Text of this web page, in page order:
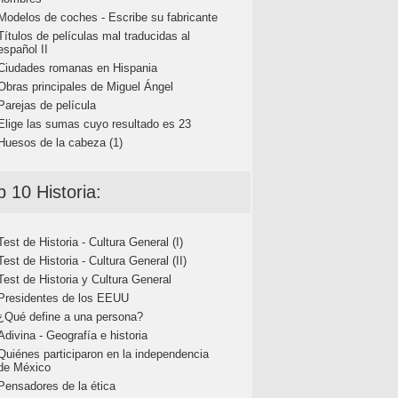
de coches - Escribe su fabricante
de películas mal traducidas al
II
romanas en Hispania
principales de Miguel Ángel
de película
las sumas cuyo resultado es 23
de la cabeza (1)
10 Historia:
de Historia - Cultura General (I)
de Historia - Cultura General (II)
de Historia y Cultura General
de los EEUU
define a una persona?
- Geografía e historia
participaron en la independencia
México
de la ética